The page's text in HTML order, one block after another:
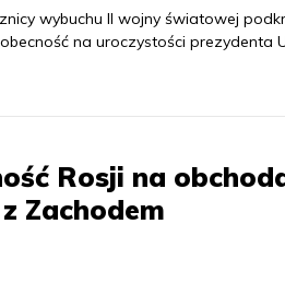
wybuchu II wojny światowej
na uroczystości
Rosji na
Zachodem